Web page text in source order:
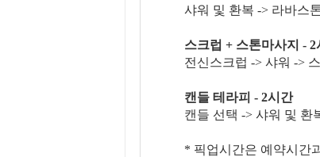
샤워 및 환복 -> 라바스
스크럽 + 스톤마사지 - 2
전신스크럽 -> 샤워 ->
캔들 테라피 - 2시간
캔들 선택 -> 샤워 및 환
* 픽업시간은 예약시간